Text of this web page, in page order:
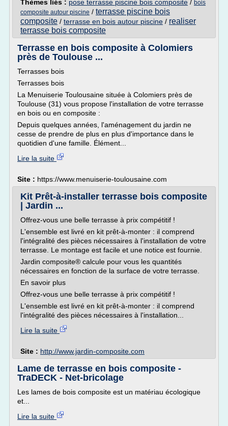
Thèmes liés : pose terrasse piscine bois composite / bois
composite autour piscine / terrasse piscine bois
composite / terrasse en bois autour piscine / realiser
terrasse bois composite
Terrasse en bois composite à Colomiers
près de Toulouse ...
Terrasses bois
Terrasses bois
La Menuiserie Toulousaine située à Colomiers près de
Toulouse (31) vous propose l'installation de votre terrasse
en bois ou en composite :
Depuis quelques années, l'aménagement du jardin ne
cesse de prendre de plus en plus d'importance dans le
quotidien d'une famille. Élément...
Lire la suite
Site : https://www.menuiserie-toulousaine.com
Kit Prêt-à-installer terrasse bois composite
| Jardin ...
Offrez-vous une belle terrasse à prix compétitif !
L'ensemble est livré en kit prêt-à-monter : il comprend
l'intégralité des pièces nécessaires à l'installation de votre
terrasse. Le montage est facile et une notice est fournie.
Jardin composite® calcule pour vous les quantités
nécessaires en fonction de la surface de votre terrasse.
En savoir plus
Offrez-vous une belle terrasse à prix compétitif !
L'ensemble est livré en kit prêt-à-monter : il comprend
l'intégralité des pièces nécessaires à l'installation...
Lire la suite
Site : http://www.jardin-composite.com
Lame de terrasse en bois composite -
TraDECK - Net-bricolage
Les lames de bois composite est un matériau écologique
et...
Lire la suite